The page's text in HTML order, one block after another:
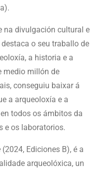
na divulgación cultural e
o seu traballo de
a historia e a
medio millón de
conseguiu baixar á
a arqueoloxía e a
todos os ámbitos da
e os laboratorios.
(2024, Ediciones B), é a
arqueolóxica, un